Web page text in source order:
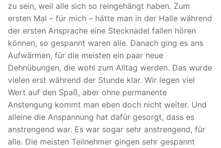
zu sein, weil alle sich so reingehängt haben. Zum
ersten Mal – für mich – hätte man in der Halle während
der ersten Ansprache eine Stecknadel fallen hören
können, so gespannt waren alle. Danach ging es ans
Aufwärmen, für die meisten ein paar neue
Dehnübungen, die wohl zum Alltag werden. Das wurde
vielen erst während der Stunde klar. Wir legen viel
Wert auf den Spaß, aber ohne permanente
Anstengung kommt man eben doch nicht weiter. Und
alleine die Anspannung hat dafür gesorgt, dass es
anstrengend war. Es war sogar sehr anstrengend, für
alle. Die meisten Teilnehmer gingen sehr gespannt